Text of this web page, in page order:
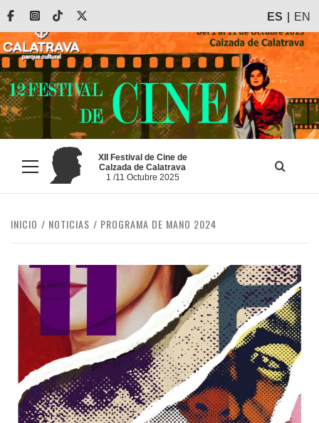
Saltar
contenido
FacebookInstagram
Tiktok ES EN
Menú
principal
XII Festival de Cine de
Calzada de Calatrava
1 /11 Octubre 2025
INICIO NOTICIAS PROGRAMA DE MANO 2024